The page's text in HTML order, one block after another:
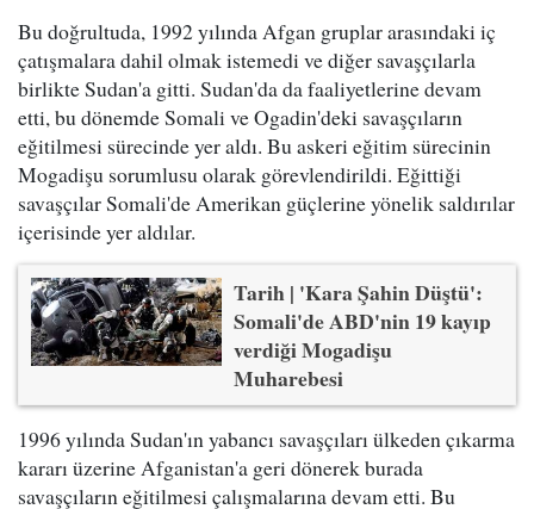
Bu doğrultuda, 1992 yılında Afgan gruplar arasındaki iç
çatışmalara dahil olmak istemedi ve diğer savaşçılarla
birlikte Sudan'a gitti. Sudan'da da faaliyetlerine devam
etti, bu dönemde Somali ve Ogadin'deki savaşçıların
eğitilmesi sürecinde yer aldı. Bu askeri eğitim sürecinin
Mogadişu sorumlusu olarak görevlendirildi. Eğittiği
savaşçılar Somali'de Amerikan güçlerine yönelik saldırılar
içerisinde yer aldılar.
Tarih | 'Kara Şahin Düştü':
Somali'de ABD'nin 19 kayıp
verdiği Mogadişu
Muharebesi
1996 yılında Sudan'ın yabancı savaşçıları ülkeden çıkarma
kararı üzerine Afganistan'a geri dönerek burada
savaşçıların eğitilmesi çalışmalarına devam etti. Bu